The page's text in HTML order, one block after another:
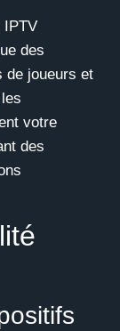
IPTV
des
de joueurs et
votre
des